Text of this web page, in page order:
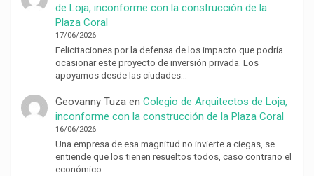
de Loja, inconforme con la construcción de la
Plaza Coral
17/06/2026
Felicitaciones por la defensa de los impacto que podría
ocasionar este proyecto de inversión privada. Los
apoyamos desde las ciudades…
Geovanny Tuzaen Colegio de Arquitectos de Loja,
inconforme con la construcción de la Plaza Coral
16/06/2026
Una empresa de esa magnitud no invierte a ciegas, se
entiende que los tienen resueltos todos, caso contrario el
económico…